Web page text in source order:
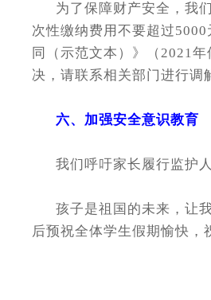
为了保障财产安全，我们
次性缴纳费用不要超过
同（示范文本）》（2021
决，请联系相关部门进行调
六、加强安全意识教育
我们呼吁家长履行监护人
孩子是祖国的未来，让我
后预祝全体学生假期愉快，